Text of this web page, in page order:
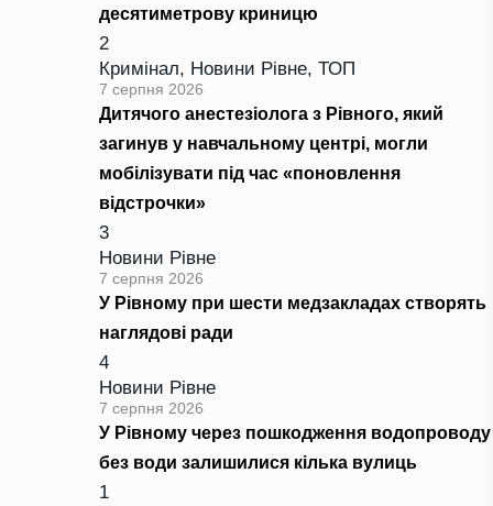
десятиметрову криницю
2
Кримінал, Новини Рівне, ТОП
7 серпня 2026
Дитячого анестезіолога з Рівного, який
загинув у навчальному центрі, могли
мобілізувати під час «поновлення
відстрочки»
3
Новини Рівне
7 серпня 2026
У Рівному при шести медзакладах створять
наглядові ради
4
Новини Рівне
7 серпня 2026
У Рівному через пошкодження водопроводу
без води залишилися кілька вулиць
1